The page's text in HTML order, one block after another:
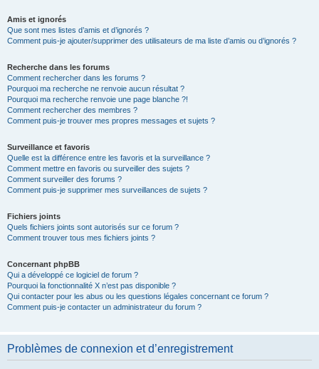
Amis et ignorés
Que sont mes listes d’amis et d’ignorés ?
Comment puis-je ajouter/supprimer des utilisateurs de ma liste d’amis ou d’ignorés ?
Recherche dans les forums
Comment rechercher dans les forums ?
Pourquoi ma recherche ne renvoie aucun résultat ?
Pourquoi ma recherche renvoie une page blanche ?!
Comment rechercher des membres ?
Comment puis-je trouver mes propres messages et sujets ?
Surveillance et favoris
Quelle est la différence entre les favoris et la surveillance ?
Comment mettre en favoris ou surveiller des sujets ?
Comment surveiller des forums ?
Comment puis-je supprimer mes surveillances de sujets ?
Fichiers joints
Quels fichiers joints sont autorisés sur ce forum ?
Comment trouver tous mes fichiers joints ?
Concernant phpBB
Qui a développé ce logiciel de forum ?
Pourquoi la fonctionnalité X n’est pas disponible ?
Qui contacter pour les abus ou les questions légales concernant ce forum ?
Comment puis-je contacter un administrateur du forum ?
Problèmes de connexion et d’enregistrement